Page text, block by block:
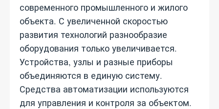
современного промышленного и жилого
объекта. С увеличенной скоростью
развития технологий разнообразие
оборудования только увеличивается.
Устройства, узлы и разные приборы
объединяются в единую систему.
Средства автоматизации используются
для управления и контроля за объектом.